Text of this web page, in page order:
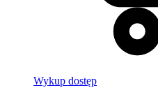
Wykup dostęp